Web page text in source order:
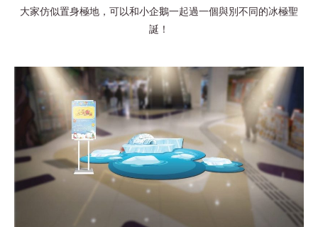
大家仿似置身極地，可以和小企鵝一起過一個與別不同的冰極聖
誕！